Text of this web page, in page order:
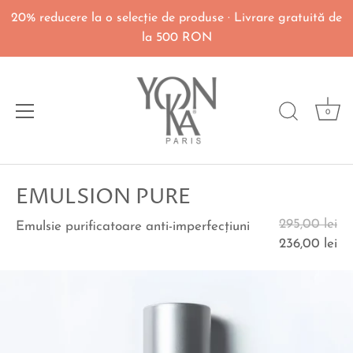
continut
20% reducere la o selecţie de produse · Livrare gratuită de
la 500 RON
0
EMULSION PURE
Emulsie purificatoare anti-imperfecţiuni
295,00 lei
236,00 lei